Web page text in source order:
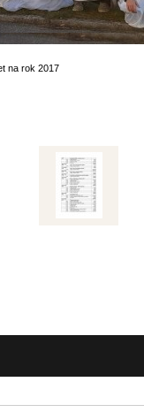
na rok 2017